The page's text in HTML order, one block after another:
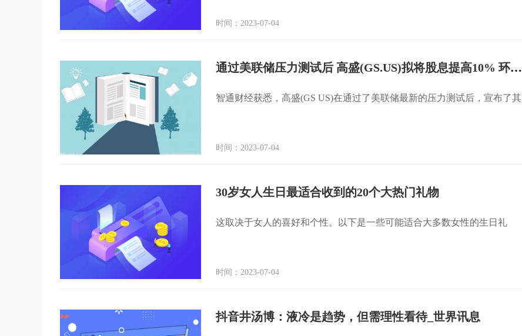
时间：2023-07-04
通过美联储压力测试后 高盛(GS.US)拟将股息提高10% 环球观速讯
智通财经获悉，高盛(GS US)在通过了美联储最新的压力测试后，宣布了其
时间：2023-07-04
30岁女人生日最适合收到的20个大热门礼物
这取决于女人的喜好和个性。以下是一些可能适合大多数女性的生日礼
时间：2023-07-04
抖音井汤博：液冷是趋势，但需理性看待_世界讯息